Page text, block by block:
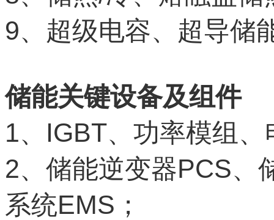
9、超级电容、超导储
储能关键设备及组件
1、 IGBT、功率模组
2、储能逆变器PCS、
系统EMS ；